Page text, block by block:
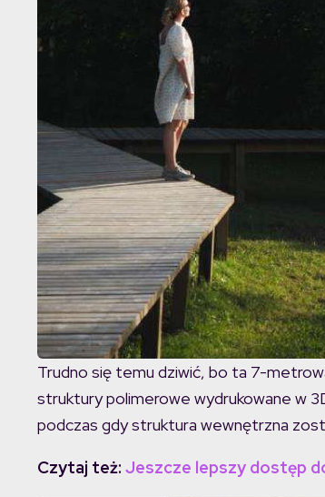
Trudno się temu dziwić, bo ta 7-
struktury polimerowe wydrukowane w
podczas gdy struktura wewnętrzna
Czytaj też: Jeszcze lepszy dostęp